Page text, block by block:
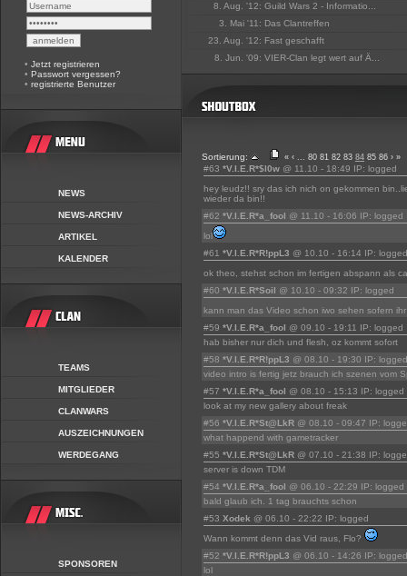
• Jetzt registrieren
• Passwort vergessen?
• registrierte Benutzer
NEWS
NEWS-ARCHIV
ARTIKEL
KALENDER
TEAMS
MITGLIEDER
CLANWARS
AUSZEICHNUNGEN
WERDEGANG
SPONSOREN
8. Aug. '12: Guild Wars 2 - Informatio...
3. Mai '11: Das Clantreffen
23. Aug. '12: Fast geschafft
8. Jun. '09: VIER-Clan legt wert auf Ä...
Sortierung: « ‹ ... 80 81 82 83 84 85 86 › »
#63 *V.I.E.R*$l0w @ 11.10 - 18:49 IP: logged
hey leudz!! sry das ich nich on gekommen
wieder da bin!!
#62 *V.I.E.R*a_fool @ 11.10 - 16:06 IP: logged
lol
#61 *V.I.E.R*R!ppL3 @ 10.10 - 16:14 IP: logged
ok theo, stehst schon im fertigen abspann als
#60 *V.I.E.R*Soil @ 10.10 - 09:32 IP: logged
kann man das Video schon iwo sehen sofern
#59 *V.I.E.R*a_fool @ 09.10 - 19:11 IP: logged
hab bisher nur dich und flesh, oz kommt sofort
#58 *V.I.E.R*R!ppL3 @ 08.10 - 19:30 IP: logged
video intro is fertig jetz brauch ich szenen vom
#57 *V.I.E.R*a_fool @ 08.10 - 15:13 IP: logged
look at my new gallery about freak
#56 *V.I.E.R*St@LkR @ 08.10 - 09:47 IP:
what happend with gametracker
#55 *V.I.E.R*St@LkR @ 07.10 - 21:38 IP:
server is down TDM
#54 *V.I.E.R*a_fool @ 06.10 - 22:29 IP: logged
bald glaub ich. 1 tag brauchts schon
#53 Xodek @ 06.10 - 22:22 IP: logged
Wann kommt denn das Vid raus, Flo?
#52 *V.I.E.R*R!ppL3 @ 06.10 - 14:26 IP: logged
lol